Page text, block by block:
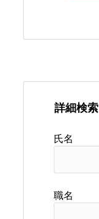
詳細検索
氏名
職名